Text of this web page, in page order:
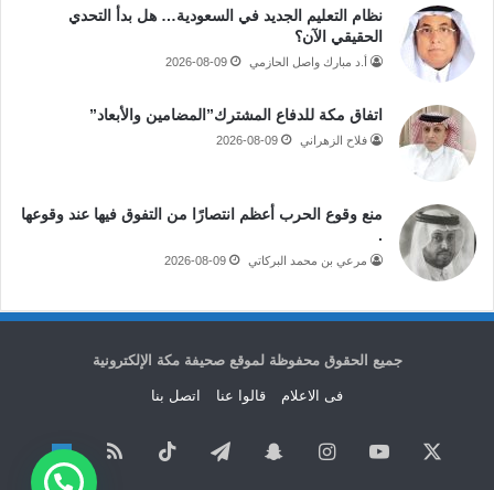
نظام التعليم الجديد في السعودية… هل بدأ التحدي
الحقيقي الآن؟
أ.د مبارك واصل الحازمي 2026-08-09
اتفاق مكة للدفاع المشترك”المضامين والأبعاد”
فلاح الزهراني 2026-08-09
منع وقوع الحرب أعظم انتصارًا من التفوق فيها عند وقوعها
.
مرعي بن محمد البركاتي 2026-08-09
جميع الحقوق محفوظة لموقع صحيفة مكة الإلكترونية
فى الاعلام قالوا عنا اتصل بنا
‫YouTubeانستقرامسناب تيلقرام ‫TikTok ملخص